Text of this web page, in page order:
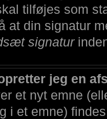
tilføjes som
at din signatur
signatur
jeg en
et nyt emne
i et emne)